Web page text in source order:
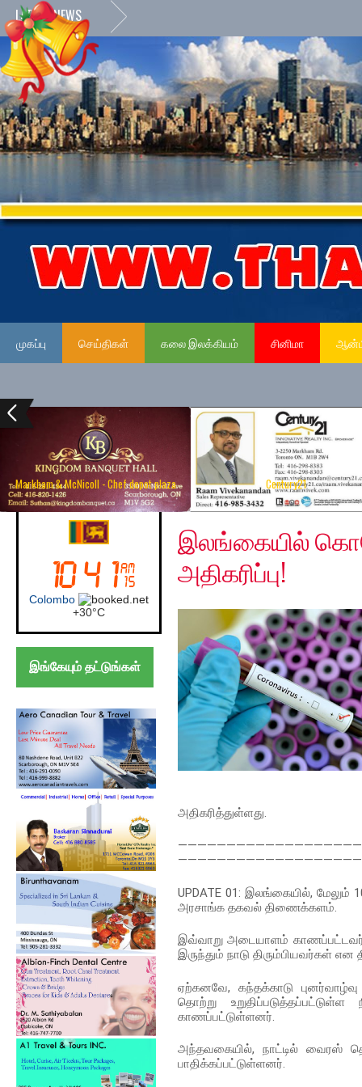
LATEST NEWS
முகப்பு செய்திகள் கலை இலக்கியம் சினிமா
Markham & McNicoll - Chef depot plaza Century21
Canada (Toronto)
Toronto
+29°C
இங்கேயும் தட்டுங்கள்
Saturday, July 11,
இலங்கையில்
அதிகரிப்பு!
அதிகரித்துள்ளது.
UPDATE 01: இலங்கையில், மேலும்
அரசாங்க தகவல் திணைக்களம்.
இவ்வாறு அடையாளம்
இருந்தும் நாடு திரும்பியவர்கள்
ஏற்கனவே, கந்தக்காடு
தொற்று
காணப்பட்டுள்ளனர்.
அந்தவகையில், நாட்டில் வைரஸ்
பாதிக்கப்பட்டுள்ளனர்.